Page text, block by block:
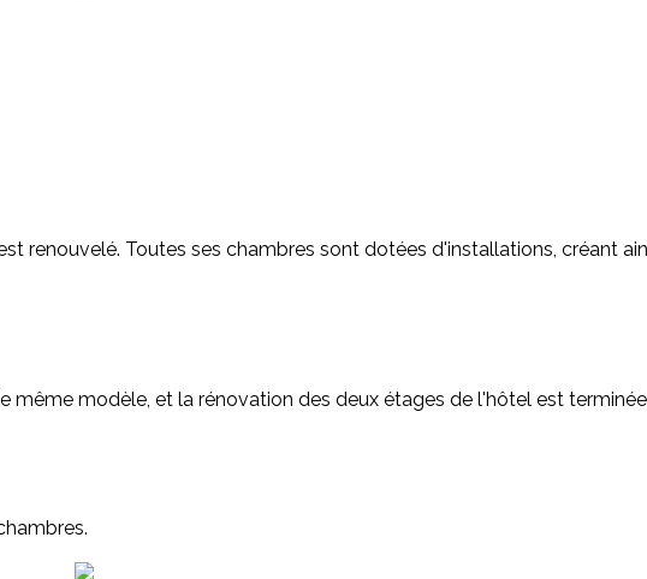
renouvelé. Toutes ses chambres sont dotées d'installations, créant
même modèle, et la rénovation des deux étages de l'hôtel est